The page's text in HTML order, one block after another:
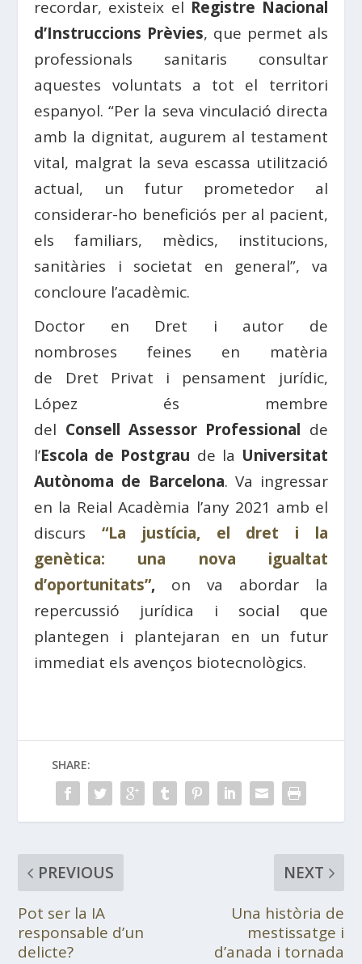
recordar, existeix el Registre Nacional
d’Instruccions Prèvies, que permet als
professionals sanitaris consultar
aquestes voluntats a tot el territori
espanyol. “Per la seva vinculació directa
amb la dignitat, augurem al testament
vital, malgrat la seva escassa utilització
actual, un futur prometedor al
considerar-ho beneficiós per al pacient,
els familiars, mèdics, institucions,
sanitàries i societat en general”, va
concloure l’acadèmic.
Doctor en Dret i autor de
nombroses feines en matèria
de Dret Privat i pensament jurídic,
López és membre
del Consell Assessor Professional de
l’Escola de Postgrau de la Universitat
Autònoma de Barcelona. Va ingressar
en la Reial Acadèmia l’any 2021 amb el
discurs“La justícia, el dret i la
genètica: una nova igualtat
d’oportunitats”, on va abordar la
repercussió jurídica i social que
plantegen i plantejaran en un futur
immediat els avenços biotecnològics.
SHARE:
PREVIOUS
Pot ser la IA
responsable d’un
delicte?
NEXT
Una història de
mestissatge i
d’anada i tornada